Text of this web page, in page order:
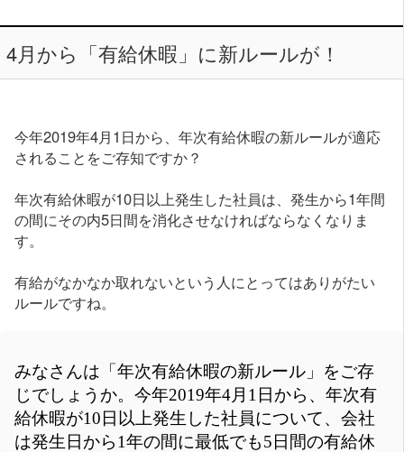
4月から「有給休暇」に新ルールが！
今年2019年4月1日から、年次有給休暇の新ルールが適応
されることをご存知ですか？
年次有給休暇が10日以上発生した社員は、発生から1年間
の間にその内5日間を消化させなければならなくなりま
す。
有給がなかなか取れないという人にとってはありがたい
ルールですね。
みなさんは「年次有給休暇の新ルール」をご存
じでしょうか。今年2019年4月1日から、年次有
給休暇が10日以上発生した社員について、会社
は発生日から1年の間に最低でも5日間の有給休